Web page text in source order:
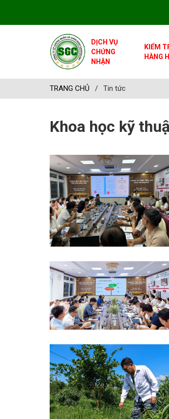
DỊCH VỤ
CHỨNG
NHẬN
KIỂM
HÀNG
TRANG CHỦ / Tin tức
Khoa học kỹ